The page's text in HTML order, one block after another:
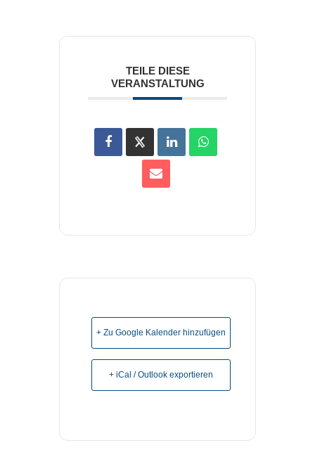
TEILE DIESE
VERANSTALTUNG
+ Zu Google Kalender hinzufügen
+ iCal / Outlook exportieren